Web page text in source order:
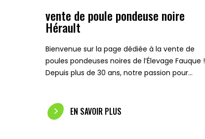
vente de poule pondeuse noire
Hérault
Bienvenue sur la page dédiée à la vente de
poules pondeuses noires de l’Élevage Fauque !
Depuis plus de 30 ans, notre passion pour…
EN SAVOIR PLUS